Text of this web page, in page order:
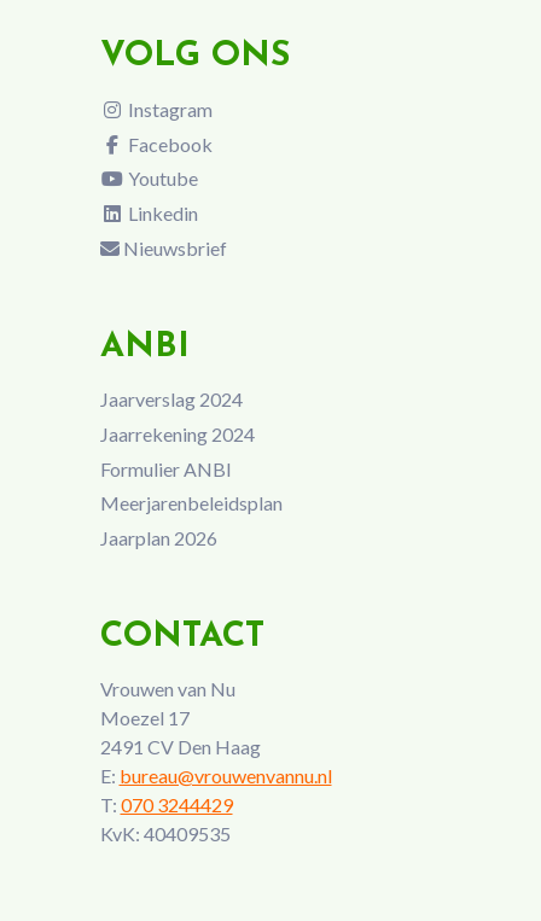
VOLG ONS
Instagram
Facebook
Youtube
Linkedin
Nieuwsbrief
ANBI
Jaarverslag 2024
Jaarrekening 2024
Formulier ANBI
Meerjarenbeleidsplan
Jaarplan 2026
CONTACT
Vrouwen van Nu
Moezel 17
2491 CV Den Haag
E: bureau@vrouwenvannu.nl
T: 070 3244429
KvK: 40409535